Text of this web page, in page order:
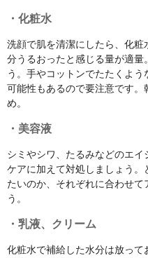
・化粧水
洗顔で肌を清潔にしたら、化
分うるおったと感じる量が適量
う。手やコットンでたたくよ
可能性もあるので要注意です
め。
・美容液
シミやシワ、たるみなどのエ
ケアに加えて対処しましょう。
たいのか、それぞれに合わせ
う。
・乳液、クリーム
化粧水で補給した水分は放っ